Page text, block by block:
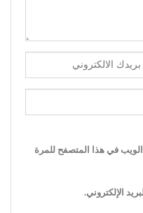
في هذا المتصفح للمرة
الإلكتروني.